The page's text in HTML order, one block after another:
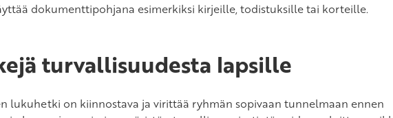
dokumenttipohjana esimerkiksi kirjeille, todistuksille tai korteille.
turvallisuudesta lapsille
lukuhetki on kiinnostava ja virittää ryhmän sopivaan tunnelmaan ennen